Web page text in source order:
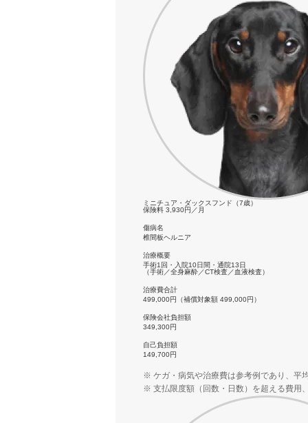
ミニチュア・ダックスフンド（7歳）
保険料 3,930円／月
傷病名
椎間板ヘルニア
治療概要
手術1回・入院10日間・通院13日
（手術／全身麻酔／CT検査／血液検査）
治療費合計
499,000円 （補償対象額 499,000円）
保険会社負担額
349,300円
自己負担額
149,700円
ケガ・病気や治療費は参考例であり、平
支払限度額（回数・日数）を超える費用